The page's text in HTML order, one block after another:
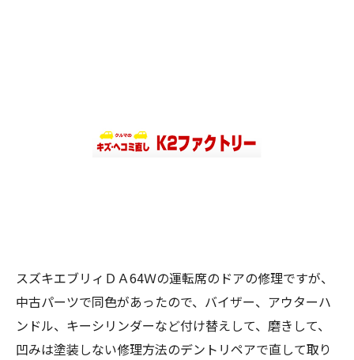
スズキエブリィＤＡ64Ｗの運転席のドアの修理ですが、
中古パーツで同色があったので、バイザー、アウターハ
ンドル、キーシリンダーなど付け替えして、磨きして、
凹みは塗装しない修理方法のデントリペアで直して取り